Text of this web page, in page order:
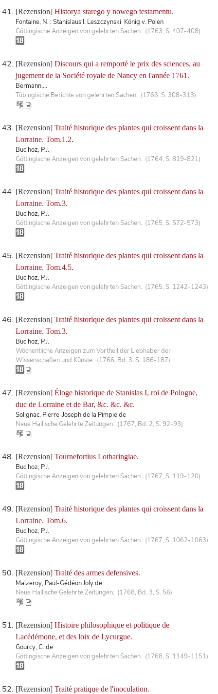
[Rezension] Historya starego y nowego testamentu.
Fontaine, N. ; Stanislaus I. Leszczynski König v. Polen
Göttingische Anzeigen von gelehrten Sachen. (1763, S. 407-408)
[Rezension] Discours qui a remporté le prix des sciences, au
jugement de la Société royale de Nancy en l'année 1761.
Bermann,...
Tübingische Berichte von gelehrten Sachen. (1763, S. 308-313)
[Rezension] Traité historique des plantes qui croissent dans la
Lorraine. Tom.1.2.
Buc'hoz, P.J.
Göttingische Anzeigen von gelehrten Sachen. (1764, S. 819-821)
[Rezension] Traité historique des plantes qui croissent dans la
Lorraine. Tom.3.
Buc'hoz, P.J.
Göttingische Anzeigen von gelehrten Sachen. (1765, S. 572-573)
[Rezension] Traité historique des plantes qui croissent dans la
Lorraine. Tom.4.5.
Buc'hoz, P.J.
Göttingische Anzeigen von gelehrten Sachen. (1765, S. 1242-1243)
[Rezension] Traité historique des plantes qui croissent dans la
Lorraine. Tom.3.
Buc'hoz, P.J.
Wöchentliche Anzeigen zum Vortheil der Liebhaber der
Wissenschaften und Künste. (1766, Bd. 3, S. 186-187)
[Rezension] Éloge historique de Stanislas I, roi de Pologne,
duc de Lorraine et de Bar, &c. &c. &c.
Solignac, Pierre-Joseph de la Pimpie de
Neue Hallische Gelehrte Zeitungen. (1767, Bd. 2, S. 92-93)
[Rezension] Tournefortius Lotharingiae.
Buc'hoz, P.J.
Göttingische Anzeigen von gelehrten Sachen. (1767, S. 119-120)
[Rezension] Traité historique des plantes qui croissent dans la
Lorraine. Tom.6.
Buc'hoz, P.J.
Göttingische Anzeigen von gelehrten Sachen. (1767, S. 1062-1063)
[Rezension] Traité des armes defensives.
Maizeroy, Paul-Gédéon Joly de
Neue Hallische Gelehrte Zeitungen. (1768, Bd. 3, S. 56)
[Rezension] Histoire philosophique et politique de
Lacédémone, et des loix de Lycurgue.
Gourcy, C. de
Göttingische Anzeigen von gelehrten Sachen. (1768, S. 1149-1151)
[Rezension] Traité pratique de l'inoculation.